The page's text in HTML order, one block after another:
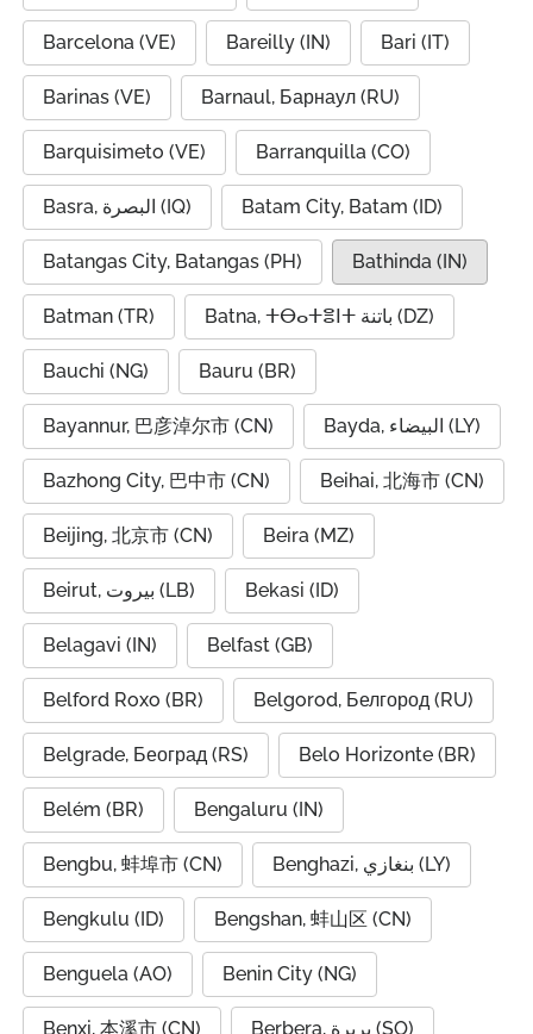
Barcelona (VE) Bareilly (IN) Bari (IT)
Barinas (VE) Barnaul, Барнаул (RU)
Barquisimeto (VE) Barranquilla (CO)
Basra, البصرة (IQ) Batam City, Batam (ID)
Batangas City, Batangas (PH) Bathinda (IN)
Batman (TR) Batna, ⵜⴱⴰⵜⴻⵏⵜ باتنة (DZ)
Bauchi (NG) Bauru (BR)
Bayannur, 巴彦淖尔市 (CN) Bayda, البيضاء (LY)
Bazhong City, 巴中市 (CN) Beihai, 北海市 (CN)
Beijing, 北京市 (CN) Beira (MZ)
Beirut, بيروت (LB) Bekasi (ID)
Belagavi (IN) Belfast (GB)
Belford Roxo (BR) Belgorod, Белгород (RU)
Belgrade, Београд (RS) Belo Horizonte (BR)
Belém (BR) Bengaluru (IN)
Bengbu, 蚌埠市 (CN) Benghazi, بنغازي (LY)
Bengkulu (ID) Bengshan, 蚌山区 (CN)
Benguela (AO) Benin City (NG)
Benxi, 本溪市 (CN) Berbera, بربرة (SO)